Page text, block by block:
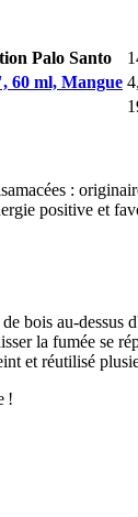
Palo Santo
60 ml, Mangue
:
positive et
bois au-dessus
la fumée se
et réutilisé
!